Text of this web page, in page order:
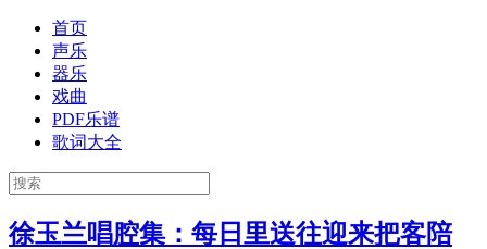
首页
声乐
器乐
戏曲
PDF乐谱
歌词大全
徐玉兰唱腔集：每日里送往迎来把客陪